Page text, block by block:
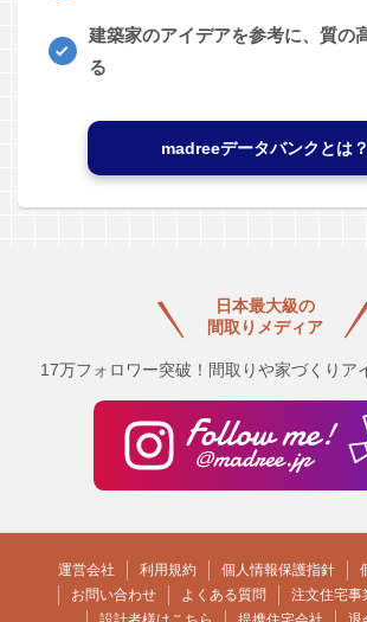
建築家のアイデアを参考に、質の
る
madreeデータバンクとは？
日本最大級の
間取りメディア
17万フォロワー突破！間取りや家づくりア
運営会社 利用規約 個人情報保護指針
お問い合わせ
よくある質問
注文住宅事